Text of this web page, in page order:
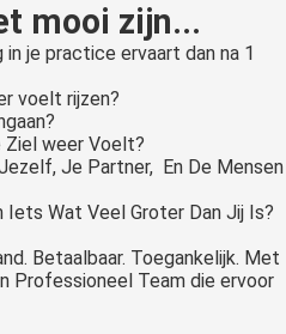
mooi zijn...
je practice ervaart dan na 1
voelt rijzen?
Ziel weer Voelt?
Je Partner, En De Mensen
Iets Wat Veel Groter Dan Jij Is?
Betaalbaar. Toegankelijk. Met
Professioneel Team die ervoor